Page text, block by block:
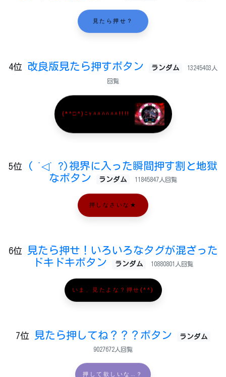
見たら押せ？
4位 改良版見たら押すボタン ランダム 13245403人
回覧
(*^□^)ﾆｬﾊﾊﾊﾊﾊﾊ!!!!
5位
( ˙◁˙ ?)視界に入った瞬間押す割と地獄
なボタン
ランダム 11845847人回覧
押しなさいな★
6位
見たら押せ！いろいろなタグが混ざった
ドキドキボタン
ランダム 10880801人回覧
いま、見たよな？押せ(^^)
7位 見たら押してね？？？ボタン ランダム
9027672人回覧
押して欲しいな…？